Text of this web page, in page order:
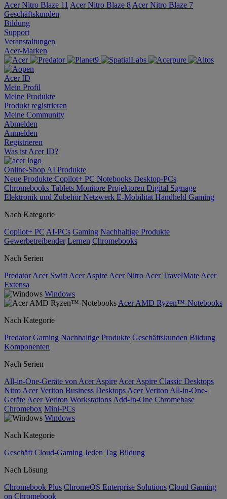
Acer Nitro Blaze 11 Acer Nitro Blaze 8 Acer Nitro Blaze 7
Geschäftskunden
Bildung
Support
Veranstaltungen
Acer-Marken
Acer ID
Mein Profil
Meine Produkte
Produkt registrieren
Meine Community
Abmelden
Anmelden
Registrieren
Was ist Acer ID?
Online-Shop AI Produkte
Neue Produkte Copilot+ PC Notebooks Desktop-PCs
Chromebooks Tablets Monitore Projektoren Digital Signage
Elektronik und ZubehörNetzwerk E-Mobilität Handheld Gaming
Nach Kategorie
Copilot+ PC AI-PCs Gaming Nachhaltige Produkte
Gewerbetreibender Lernen Chromebooks
Nach Serien
Predator Acer Swift Acer Aspire Acer Nitro Acer TravelMate Acer
Extensa
Windows
Acer AMD Ryzen™-Notebooks
Nach Kategorie
Predator Gaming Nachhaltige Produkte Geschäftskunden Bildung
Komponenten
Nach Serien
All-in-One-Geräte von Acer Aspire Acer Aspire Classic Desktops
Nitro Acer Veriton Business Desktops Acer Veriton All-in-One-
Geräte Acer Veriton Workstations Add-In-One Chromebase
Chromebox Mini-PCs
Windows
Nach Kategorie
Geschäft Cloud-Gaming Jeden Tag Bildung
Nach Lösung
Chromebook Plus ChromeOS Enterprise Solutions Cloud Gaming
on Chromebook